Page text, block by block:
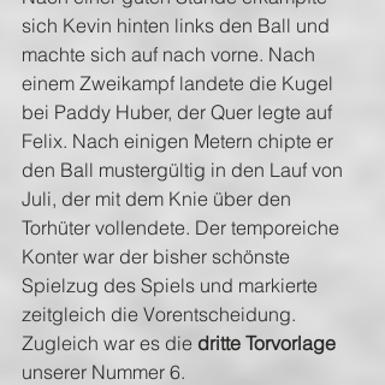
sich Kevin hinten links den Ball und
machte sich auf nach vorne. Nach
einem Zweikampf landete die Kugel
bei Paddy Huber, der Quer legte auf
Felix. Nach einigen Metern chipte er
den Ball mustergültig in den Lauf von
Juli, der mit dem Knie über den
Torhüter vollendete. Der temporeiche
Konter war der bisher schönste
Spielzug des Spiels und markierte
zeitgleich die Vorentscheidung.
Zugleich war es die dritte Torvorlage
unserer Nummer 6.